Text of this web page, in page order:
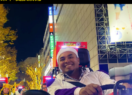
規格 價格
顧客聲音 常見問題
預訂
更換店鋪